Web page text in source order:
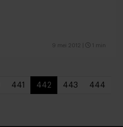
9 mei 2012 1 min
441 442 443 444